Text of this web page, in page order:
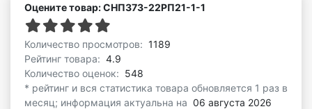
Оцените товар: СНП373-22РП21-1-1
Количество просмотров: 1189
Рейтинг товара: 4.9
Количество оценок: 548
* рейтинг и вся статистика товара обновляется 1 раз в
месяц; информация актуальна на 06 августа 2026